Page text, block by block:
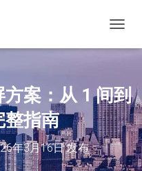
换
案：从 1 间到
整指南
年3月16日发布